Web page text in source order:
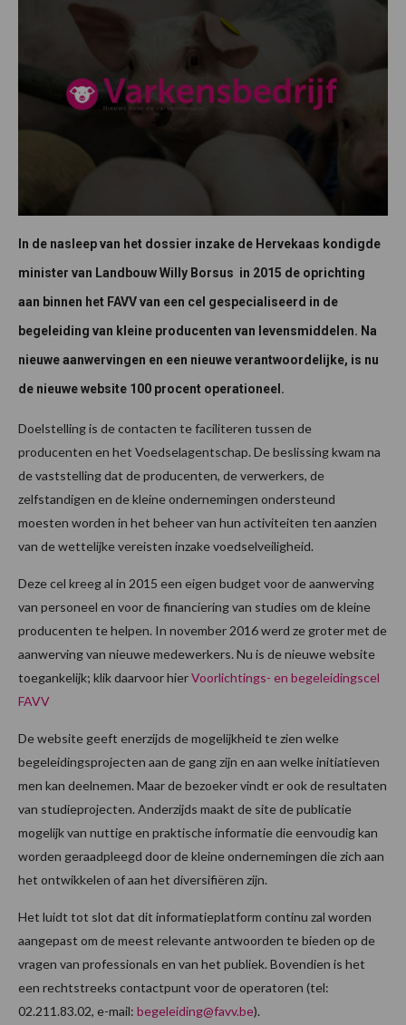
In de nasleep van het dossier inzake de Hervekaas kondigde
minister van Landbouw Willy Borsus in 2015 de oprichting
aan binnen het FAVV van een cel gespecialiseerd in de
begeleiding van kleine producenten van levensmiddelen. Na
nieuwe aanwervingen en een nieuwe verantwoordelijke, is nu
de nieuwe website 100 procent operationeel.
Doelstelling is de contacten te faciliteren tussen de
producenten en het Voedselagentschap. De beslissing kwam na
de vaststelling dat de producenten, de verwerkers, de
zelfstandigen en de kleine ondernemingen ondersteund
moesten worden in het beheer van hun activiteiten ten aanzien
van de wettelijke vereisten inzake voedselveiligheid.
Deze cel kreeg al in 2015 een eigen budget voor de aanwerving
van personeel en voor de financiering van studies om de kleine
producenten te helpen. In november 2016 werd ze groter met de
aanwerving van nieuwe medewerkers. Nu is de nieuwe website
toegankelijk; klik daarvoor hierVoorlichtings- en begeleidingscel
FAVV
De website geeft enerzijds de mogelijkheid te zien welke
begeleidingsprojecten aan de gang zijn en aan welke initiatieven
men kan deelnemen. Maar de bezoeker vindt er ook de resultaten
van studieprojecten. Anderzijds maakt de site de publicatie
mogelijk van nuttige en praktische informatie die eenvoudig kan
worden geraadpleegd door de kleine ondernemingen die zich aan
het ontwikkelen of aan het diversifiëren zijn.
Het luidt tot slot dat dit informatieplatform continu zal worden
aangepast om de meest relevante antwoorden te bieden op de
vragen van professionals en van het publiek. Bovendien is het
een rechtstreeks contactpunt voor de operatoren (tel:
02.211.83.02, e-mail: begeleiding@favv.be).